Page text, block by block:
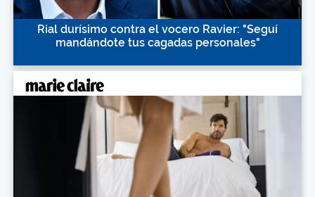
Rial durísimo contra el vocero Ravier: "Seguí
mandándote tus cagadas personales"